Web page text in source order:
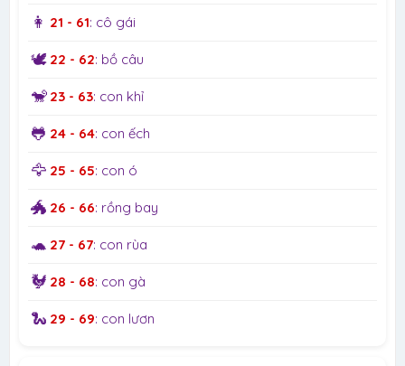
👩 21 - 61: cô gái
🕊️ 22 - 62: bồ câu
🐒 23 - 63: con khỉ
🐸 24 - 64: con ếch
🦅 25 - 65: con ó
🐲 26 - 66: rồng bay
🐢 27 - 67: con rùa
🐓 28 - 68: con gà
🐍 29 - 69: con lươn